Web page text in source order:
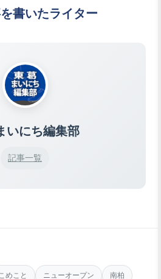
書いたライター
いにち編集部
記事一覧
めこと ニューオープン 南柏